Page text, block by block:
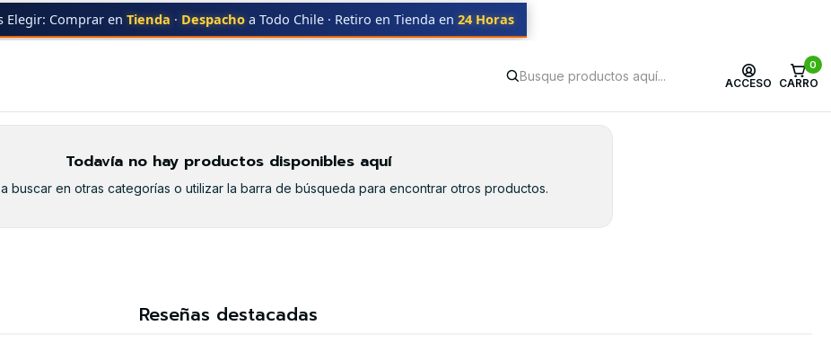
ACCESO
0
CARRO
Elegir: Comprar en Tienda · Despacho a Todo Chile · Retiro en Tienda en 24 Horas
7000
MP-7000
Todavía no hay productos disponibles aquí
buscar en otras categorías o utilizar la barra de búsqueda para encontrar otros productos.
Reseñas destacadas